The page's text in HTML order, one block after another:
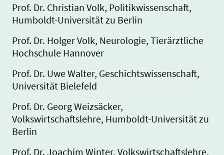
Prof. Dr. Christian Volk, Politikwissenschaft,
Humboldt-Universität zu Berlin
Prof. Dr. Holger Volk, Neurologie, Tierärztliche
Hochschule Hannover
Prof. Dr. Uwe Walter, Geschichtswissenschaft,
Universität Bielefeld
Prof. Dr. Georg Weizsäcker,
Volkswirtschaftslehre, Humboldt-Universität zu
Berlin
Prof. Dr. Joachim Winter, Volkswirtschaftslehre,